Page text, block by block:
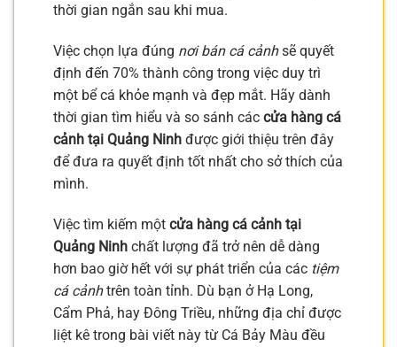
thời gian ngắn sau khi mua.
Việc chọn lựa đúng nơi bán cá cảnhsẽ quyết
định đến 70% thành công trong việc duy trì
một bể cá khỏe mạnh và đẹp mắt. Hãy dành
thời gian tìm hiểu và so sánh các cửa hàng cá
cảnh tại Quảng Ninh được giới thiệu trên đây
để đưa ra quyết định tốt nhất cho sở thích của
mình.
Việc tìm kiếm một cửa hàng cá cảnh tại
Quảng Ninh chất lượng đã trở nên dễ dàng
hơn bao giờ hết với sự phát triển của các tiệm
cá cảnhtrên toàn tỉnh. Dù bạn ở Hạ Long,
Cẩm Phả, hay Đông Triều, những địa chỉ được
liệt kê trong bài viết này từ Cá Bảy Màu đều